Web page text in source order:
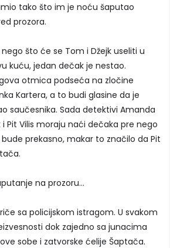
tako što im je noću šaputao
prozora.
nego što će se Tom i Džejk useliti u
kuću, jedan dečak je nestao.
otmica podseća na zločine
Kartera, a to budi glasine da je
saučesnika. Sada detektivi Amanda
i Pit Vilis moraju naći dečaka pre nego
prekasno, makar to značilo da Pit
na prozoru…
sa policijskom istragom. U svakom
dok zajedno sa junacima
sobe i zatvorske ćelije Šaptača.